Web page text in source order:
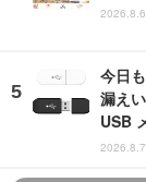
今日
漏え
USB